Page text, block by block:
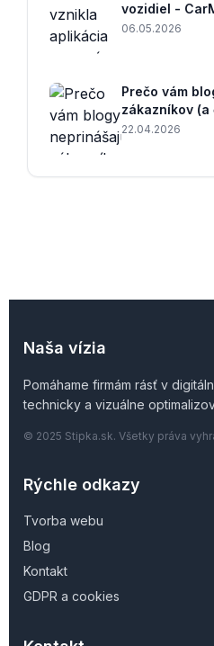
vozidiel -
06.05.2026
Prečo vám
zákazníkov
lokálnom SEO)
22.04.2026
Naša vízia
Pomáhame firmám rásť v
technicky a vizuálne
© 2025 Stipka.sk. Všetky práva
Rýchle odkazy
Tvorba webu
Blog
Kontakt
GDPR a cookies